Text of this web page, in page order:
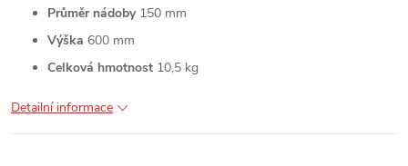
Průměr nádoby 150 mm
Výška 600 mm
Celková hmotnost 10,5 kg
Detailní informace